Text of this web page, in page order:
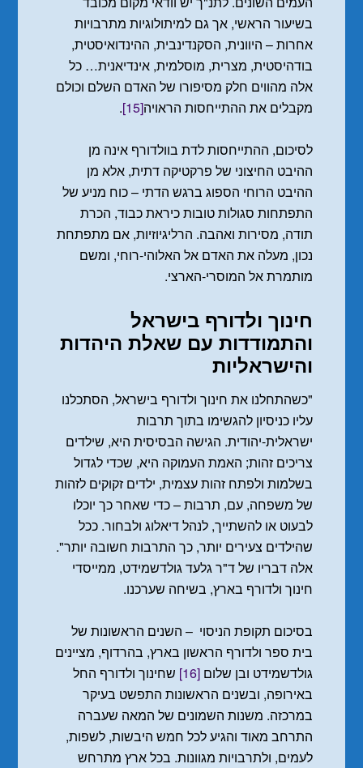
בשיעור הראשי, אך גם למיתולוגיות מתרבויות
אחרות – היוונית, הסקנדינבית, ההינדואיסטית,
בודהיסטית, מצרית, מוסלמית, אינדיאנית… כל
אלה מהווים חלק מסיפורו של האדם השלם וכולם
מקבלים את ההתייחסות הראויה[15]
.
לסיכום, ההתייחסות לדת בוולדורף אינה מן
ההיבט החיצוני של פרקטיקה דתית, אלא מן
ההיבט הרוחי הספוג ברגש הדתי – כוח מניע של
התפתחות סגולות טובות כיראת כבוד, הכרת
תודה, מסירות ואהבה. הרליגיוזיות, אם מתפתחת
נכון, מעלה את האדם אל האלוהי-רוחי, ומשם
מותמרת אל המוסרי-הארצי.
חינוך ולדורף בישראל
והתמודדות עם שאלת היהדות
והישראליות
"כשהתחלנו את חינוך ולדורף בישראל, הסתכלנו
עליו כניסיון להגשימו בתוך תרבות
ישראלית-יהודית. הגישה הבסיסית היא, שילדים
צריכים זהות; האמת העמוקה היא, שכדי לגדול
בשלמות ולפתח זהות עצמית, ילדים זקוקים לזהות
של משפחה, עם, תרבות – כדי שאחר כך יוכלו
לבעוט או להשתייך, לנהל דיאלוג ולבחור. ככל
שהילדים צעירים יותר, כך התרבות חשובה יותר".
אלה דבריו של ד"ר גלעד גולדשמידט, ממייסדי
חינוך ולדורף בארץ, בשיחה שערכנו.
בסיכום תקופת הניסוי – השנים הראשונות של
בית ספר ולדורף הראשון בארץ, בהרדוף, מציינים
גולדשמידט ובן שלום[16]
שחינוך ולדורף החל
באירופה, ובשנים הראשונות התפשט בעיקר
במרכזה. משנות השמונים של המאה שעברה
התרחב מאוד והגיע לכל חמש היבשות, לשפות,
לעמים, ולתרבויות מגוונות. בכל ארץ מתרחש